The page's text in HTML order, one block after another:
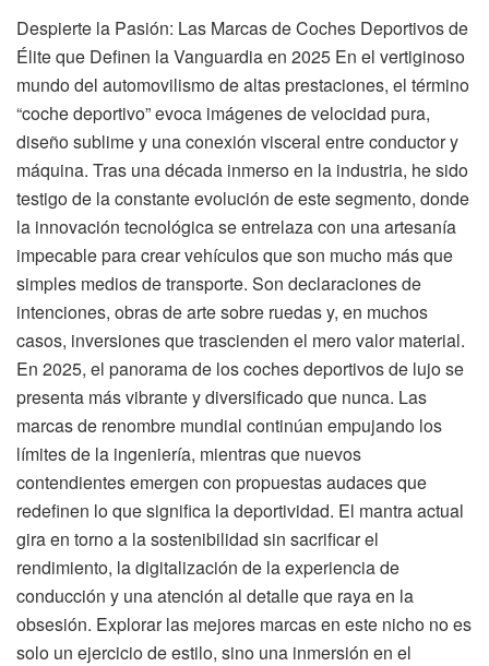
Despierte la Pasión: Las Marcas de Coches Deportivos de
Élite que Definen la Vanguardia en 2025 En el vertiginoso
mundo del automovilismo de altas prestaciones, el término
“coche deportivo” evoca imágenes de velocidad pura,
diseño sublime y una conexión visceral entre conductor y
máquina. Tras una década inmerso en la industria, he sido
testigo de la constante evolución de este segmento, donde
la innovación tecnológica se entrelaza con una artesanía
impecable para crear vehículos que son mucho más que
simples medios de transporte. Son declaraciones de
intenciones, obras de arte sobre ruedas y, en muchos
casos, inversiones que trascienden el mero valor material.
En 2025, el panorama de los coches deportivos de lujo se
presenta más vibrante y diversificado que nunca. Las
marcas de renombre mundial continúan empujando los
límites de la ingeniería, mientras que nuevos
contendientes emergen con propuestas audaces que
redefinen lo que significa la deportividad. El mantra actual
gira en torno a la sostenibilidad sin sacrificar el
rendimiento, la digitalización de la experiencia de
conducción y una atención al detalle que raya en la
obsesión. Explorar las mejores marcas en este nicho no es
solo un ejercicio de estilo, sino una inmersión en el